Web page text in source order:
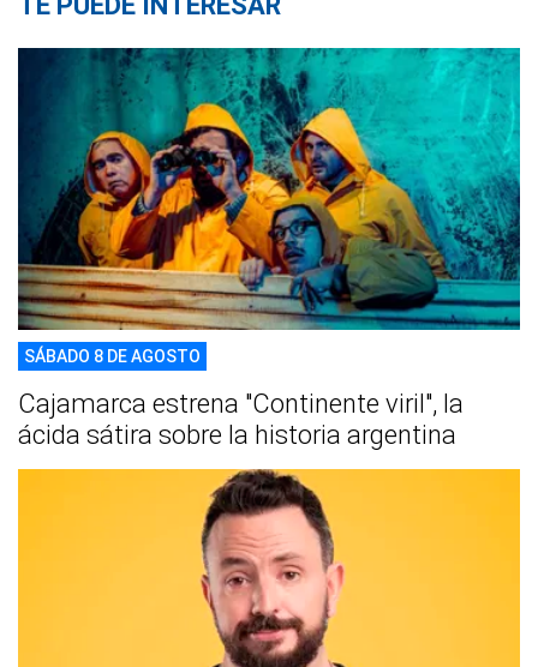
SÁBADO 8 DE AGOSTO
Cajamarca estrena "Continente viril", la
ácida sátira sobre la historia argentina